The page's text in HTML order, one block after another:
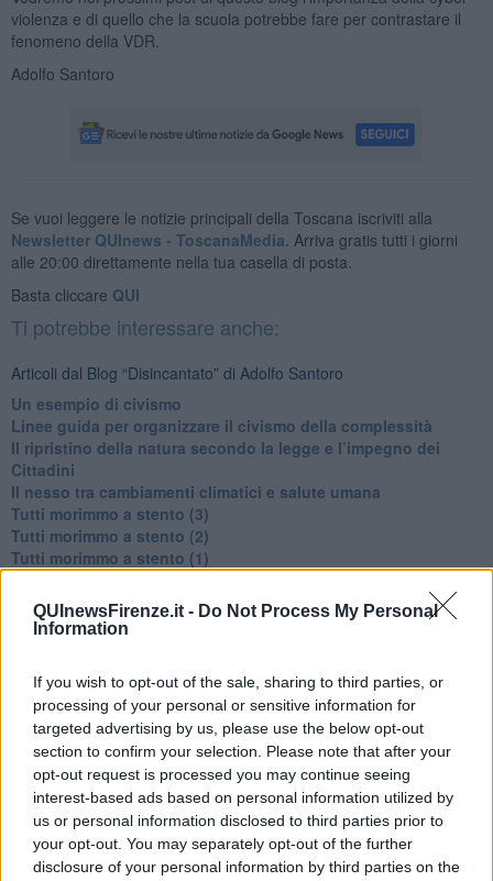
QUInewsFirenze.it - Do Not Process My Personal
Information
If you wish to opt-out of the sale, sharing to third parties, or
processing of your personal or sensitive information for
targeted advertising by us, please use the below opt-out
section to confirm your selection. Please note that after your
opt-out request is processed you may continue seeing
interest-based ads based on personal information utilized by
us or personal information disclosed to third parties prior to
your opt-out. You may separately opt-out of the further
disclosure of your personal information by third parties on the
violenza e di quello che la scuola potrebbe fare per contrastare il
fenomeno della VDR.
Adolfo Santoro
Se vuoi leggere le notizie principali della Toscana iscriviti alla
Newsletter QUInews - ToscanaMedia. Arriva gratis tutti i giorni
alle 20:00 direttamente nella tua casella di posta.
Basta cliccare QUI
Ti potrebbe interessare anche:
Articoli dal Blog “Disincantato” di Adolfo Santoro
​Un esempio di civismo
​Linee guida per organizzare il civismo della complessità
​Il ripristino della natura secondo la legge e l’impegno dei
Cittadini
Il nesso tra cambiamenti climatici e salute umana
Tutti morimmo a stento (3)
Tutti morimmo a stento (2)
​Tutti morimmo a stento (1)
Un manuale essenziale per seguire il CORRIDOIO BLU
Il corridoio blu
Alcune domande da esordiente agli esperti che decidono le
sorti dell’Elba
Verso il full electric a gestione pubblica dei traghetti​
​La Scienza dei Cittadini e i Cittadini per l’Aria
Trump e le sue guerre contro i deboli e contro la terra
​Le furbate elettorali della Meloni e la testardaggine
dell’opposizione
​Date loro l’Oscar al posto del Nobel per la Pace
L'umanizzazione dell'economia e della politica